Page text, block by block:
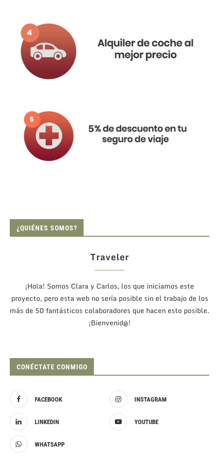
¿QUIÉNES SOMOS?
Traveler
¡Hola! Somos Clara y Carlos, los que iniciamos este
proyecto, pero esta web no sería posible sin el trabajo de los
más de 50 fantásticos colaboradores que hacen esto posible.
¡Bienvenid@!
CONÉCTATE CONMIGO
FACEBOOK INSTAGRAM
LINKEDIN YOUTUBE
WHATSAPP